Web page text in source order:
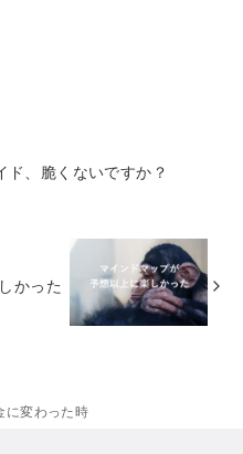
ド、脆くないですか？
かった
に変わった時